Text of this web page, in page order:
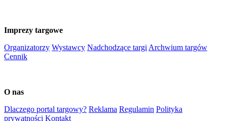
Imprezy targowe
Organizatorzy Wystawcy Nadchodzące targiArchwium targów
Cennik
O nas
Dlaczego portal targowy? Reklama Regulamin Polityka
prywatności Kontakt